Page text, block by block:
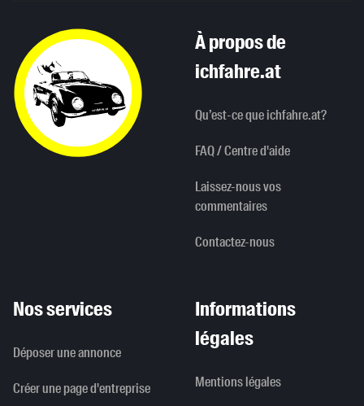
À propos de
ichfahre.at
Qu’est-ce que ichfahre.at?
FAQ / Centre d'aide
Laissez-nous vos
commentaires
Contactez-nous
Nos services
Déposer une annonce
Créer une page d'entreprise
Informations
légales
Mentions légales